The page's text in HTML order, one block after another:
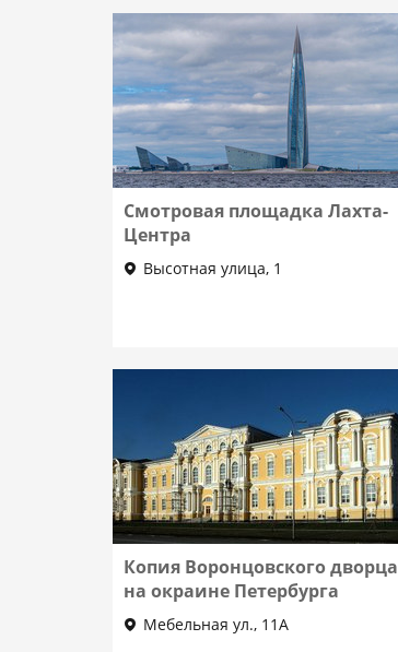
Смотровая площадка Лахта-
Центра
Высотная улица, 1
Копия Воронцовского дворца
на окраине Петербурга
Мебельная ул., 11А